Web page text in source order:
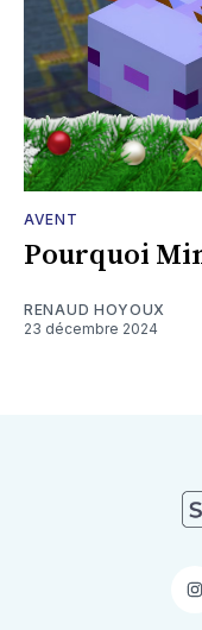
AVENT
Pourquoi
RENAUD HOYOUX
23 décembre 2024